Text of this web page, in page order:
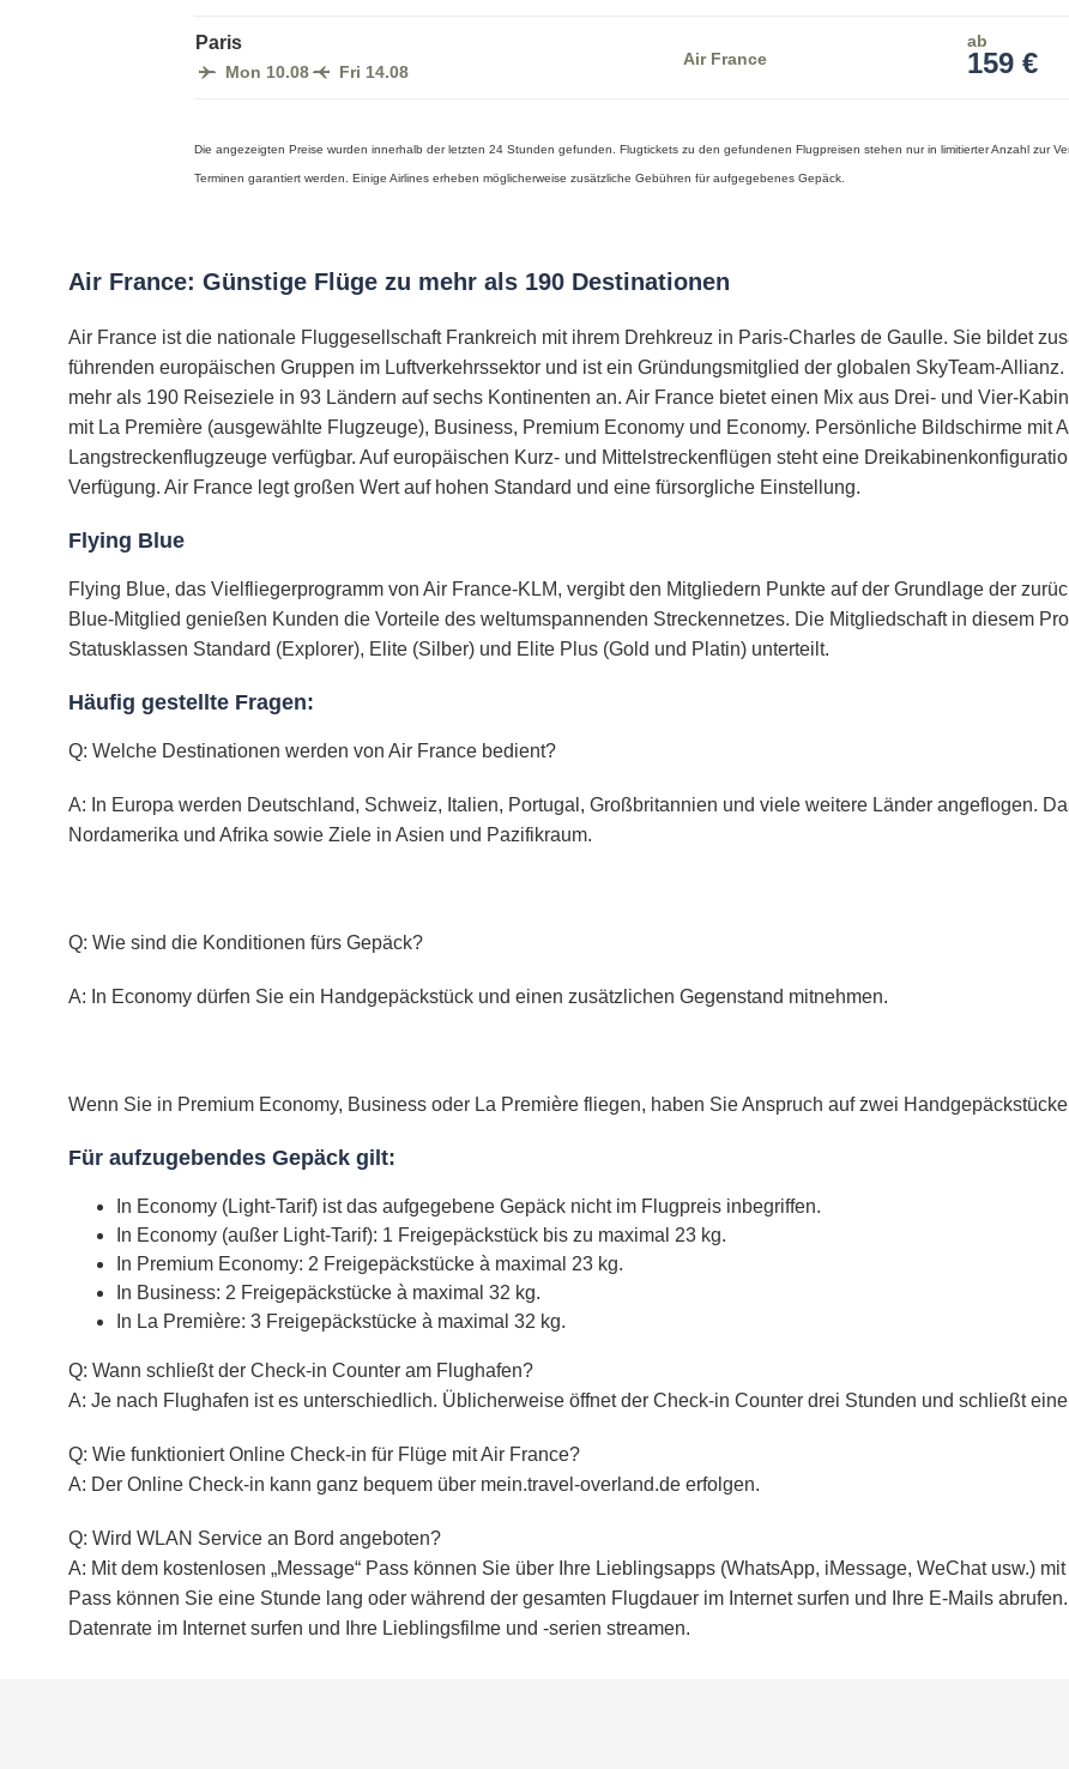
Paris
Mon 10.08 Fri 14.08
Air France
ab
159 €
Die angezeigten Preise wurden innerhalb der letzten 24 Stunden gefunden. Flugtickets zu den gefundenen Flugpreisen stehen nur in limitierter Anzahl zur
Terminen garantiert werden. Einige Airlines erheben möglicherweise zusätzliche Gebühren für aufgegebenes Gepäck.
Air France: Günstige Flüge zu mehr als 190 Destinationen
Air France ist die nationale Fluggesellschaft Frankreich mit ihrem Drehkreuz in Paris-Charles de Gaulle. Sie bildet
führenden europäischen Gruppen im Luftverkehrssektor und ist ein Gründungsmitglied der globalen SkyTeam-
mehr als 190 Reiseziele in 93 Ländern auf sechs Kontinenten an. Air France bietet einen Mix aus Drei- und Vier-
mit La Première (ausgewählte Flugzeuge), Business, Premium Economy und Economy. Persönliche Bildschirme
Langstreckenflugzeuge verfügbar. Auf europäischen Kurz- und Mittelstreckenflügen steht eine
Verfügung. Air France legt großen Wert auf hohen Standard und eine fürsorgliche Einstellung.
Flying Blue
Flying Blue, das Vielfliegerprogramm von Air France-KLM, vergibt den Mitgliedern Punkte auf der Grundlage der
Blue-Mitglied genießen Kunden die Vorteile des weltumspannenden Streckennetzes. Die Mitgliedschaft in diesem
Statusklassen Standard (Explorer), Elite (Silber) und Elite Plus (Gold und Platin) unterteilt.
Häufig gestellte Fragen:
Q: Welche Destinationen werden von Air France bedient?
A: In Europa werden Deutschland, Schweiz, Italien, Portugal, Großbritannien und viele weitere Länder angeflogen.
Nordamerika und Afrika sowie Ziele in Asien und Pazifikraum.
Q: Wie sind die Konditionen fürs Gepäck?
A: In Economy dürfen Sie ein Handgepäckstück und einen zusätzlichen Gegenstand mitnehmen.
Wenn Sie in Premium Economy, Business oder La Première fliegen, haben Sie Anspruch auf zwei
Für aufzugebendes Gepäck gilt:
In Economy (Light-Tarif) ist das aufgegebene Gepäck nicht im Flugpreis inbegriffen.
In Economy (außer Light-Tarif): 1 Freigepäckstück bis zu maximal 23 kg.
In Premium Economy: 2 Freigepäckstücke à maximal 23 kg.
In Business: 2 Freigepäckstücke à maximal 32 kg.
In La Première: 3 Freigepäckstücke à maximal 32 kg.
Q: Wann schließt der Check-in Counter am Flughafen?
A: Je nach Flughafen ist es unterschiedlich. Üblicherweise öffnet der Check-in Counter drei Stunden und schließt
Q: Wie funktioniert Online Check-in für Flüge mit Air France?
A: Der Online Check-in kann ganz bequem über mein.travel-overland.de erfolgen.
Q: Wird WLAN Service an Bord angeboten?
A: Mit dem kostenlosen „Message“ Pass können Sie über Ihre Lieblingsapps (WhatsApp, iMessage, WeChat usw.)
Pass können Sie eine Stunde lang oder während der gesamten Flugdauer im Internet surfen und Ihre E-Mails
Datenrate im Internet surfen und Ihre Lieblingsfilme und -serien streamen.